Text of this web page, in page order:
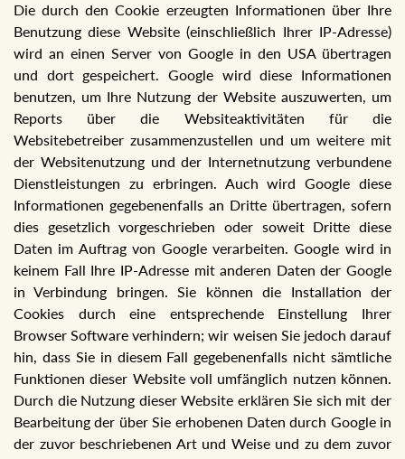
Die durch den Cookie erzeugten Informationen über Ihre
Benutzung diese Website (einschließlich Ihrer IP-Adresse)
wird an einen Server von Google in den USA übertragen
und dort gespeichert. Google wird diese Informationen
benutzen, um Ihre Nutzung der Website auszuwerten, um
Reports über die Websiteaktivitäten für die
Websitebetreiber zusammenzustellen und um weitere mit
der Websitenutzung und der Internetnutzung verbundene
Dienstleistungen zu erbringen. Auch wird Google diese
Informationen gegebenenfalls an Dritte übertragen, sofern
dies gesetzlich vorgeschrieben oder soweit Dritte diese
Daten im Auftrag von Google verarbeiten. Google wird in
keinem Fall Ihre IP-Adresse mit anderen Daten der Google
in Verbindung bringen. Sie können die Installation der
Cookies durch eine entsprechende Einstellung Ihrer
Browser Software verhindern; wir weisen Sie jedoch darauf
hin, dass Sie in diesem Fall gegebenenfalls nicht sämtliche
Funktionen dieser Website voll umfänglich nutzen können.
Durch die Nutzung dieser Website erklären Sie sich mit der
Bearbeitung der über Sie erhobenen Daten durch Google in
der zuvor beschriebenen Art und Weise und zu dem zuvor